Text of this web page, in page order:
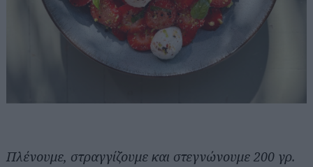
Πλένουμε, στραγγίζουμε και στεγνώνουμε 200 γρ.